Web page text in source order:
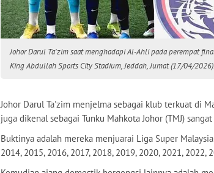
Johor Darul Ta'zim saat menghadapi Al-Ahli pada perempat
King Abdullah Sports City Stadium, Jeddah, Jumat (17/04/
Johor Darul Ta'zim menjelma sebagai klub terkuat di
juga dikenal sebagai Tunku Mahkota Johor (TMJ)
Buktinya adalah mereka menjuarai Liga Super
2014, 2015, 2016, 2017, 2018, 2019, 2020, 2021, 2022,